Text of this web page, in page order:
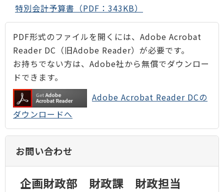
特別会計予算書（PDF：343KB）
PDF形式のファイルを開くには、Adobe Acrobat
Reader DC（旧Adobe Reader）が必要です。
お持ちでない方は、Adobe社から無償でダウンロー
ドできます。
Adobe Acrobat Reader DCの
ダウンロードへ
お問い合わせ
企画財政部 財政課 財政担当